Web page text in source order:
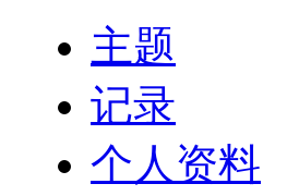
主题
记录
个人资料